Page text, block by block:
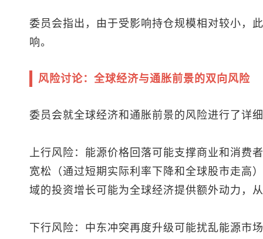
委员会指出，由于受影响持仓规模相对较小，
响。
风险讨论：全球经济与通胀前景的双向风险
委员会就全球经济和通胀前景的风险进行了详
上行风险：能源价格回落可能支撑商业和消费
宽松（通过短期实际利率下降和全球股市走高
域的投资增长可能为全球经济提供额外动力，
下行风险：中东冲突再度升级可能扰乱能源市